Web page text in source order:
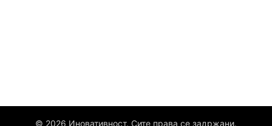
© 2026 Иновативност. Сите права се задржани.